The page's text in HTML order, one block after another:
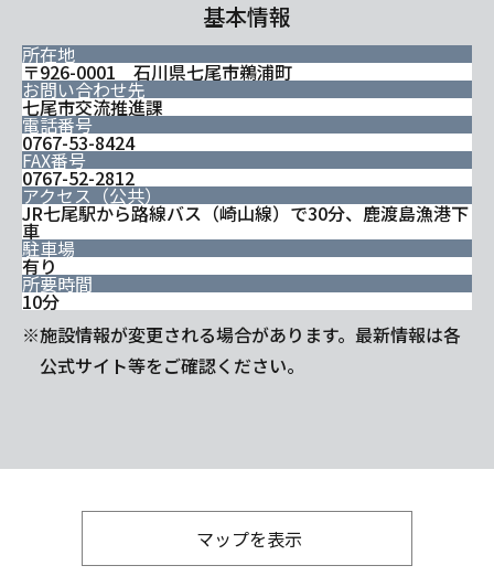
基本情報
所在地
〒926-0001 石川県七尾市鵜浦町
お問い合わせ先
七尾市交流推進課
電話番号
0767-53-8424
FAX番号
0767-52-2812
アクセス（公共）
JR七尾駅から路線バス（崎山線）で30分、鹿渡島漁港下
車
駐車場
有り
所要時間
10分
※施設情報が変更される場合があります。最新情報は各
公式サイト等をご確認ください。
マップを表示